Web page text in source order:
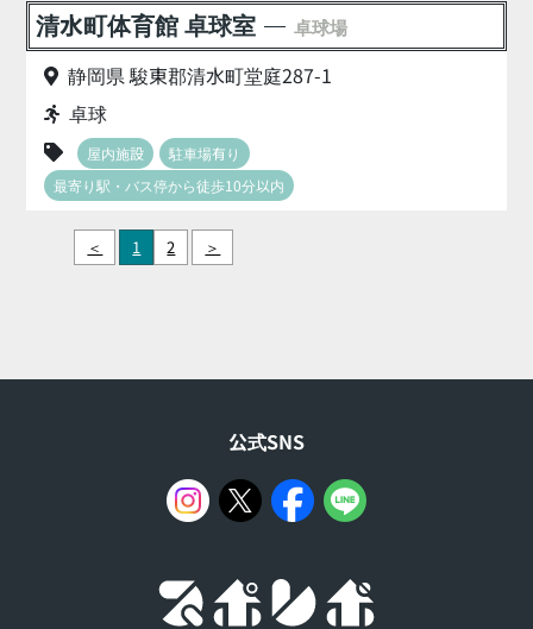
清水町体育館 卓球室 卓球場
静岡県 駿東郡清水町堂庭287-1
卓球
屋内施設
駐車場有り
最寄り駅・バス停から徒歩10分以内
＜ 1 2 ＞
公式SNS